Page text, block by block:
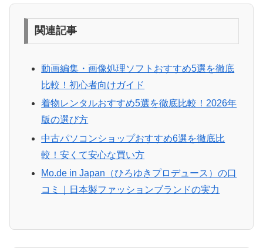
関連記事
動画編集・画像処理ソフトおすすめ5選を徹底
比較！初心者向けガイド
着物レンタルおすすめ5選を徹底比較！2026年
版の選び方
中古パソコンショップおすすめ6選を徹底比
較！安くて安心な買い方
Mo.de in Japan（ひろゆきプロデュース）の口
コミ｜日本製ファッションブランドの実力